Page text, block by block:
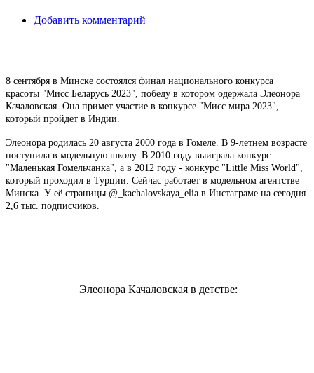
Добавить комментарий
8 сентября в Минске состоялся финал национального конкурса
красоты "Мисс Беларусь 2023", победу в котором одержала Элеонора
Качаловская. Она примет участие в конкурсе "Мисс мира 2023",
который пройдет в Индии.
Элеонора родилась 20 августа 2000 года в Гомеле. В 9-летнем возрасте
поступила в модельную школу. В 2010 году выиграла конкурс
"Маленькая Гомельчанка", а в 2012 году - конкурс "Little Miss World",
который проходил в Турции. Сейчас работает в модельном агентстве
Минска. У её страницы @_kachalovskaya_elia в Инстаграме на сегодня
2,6 тыс. подписчиков.
Элеонора Качаловская в детстве: